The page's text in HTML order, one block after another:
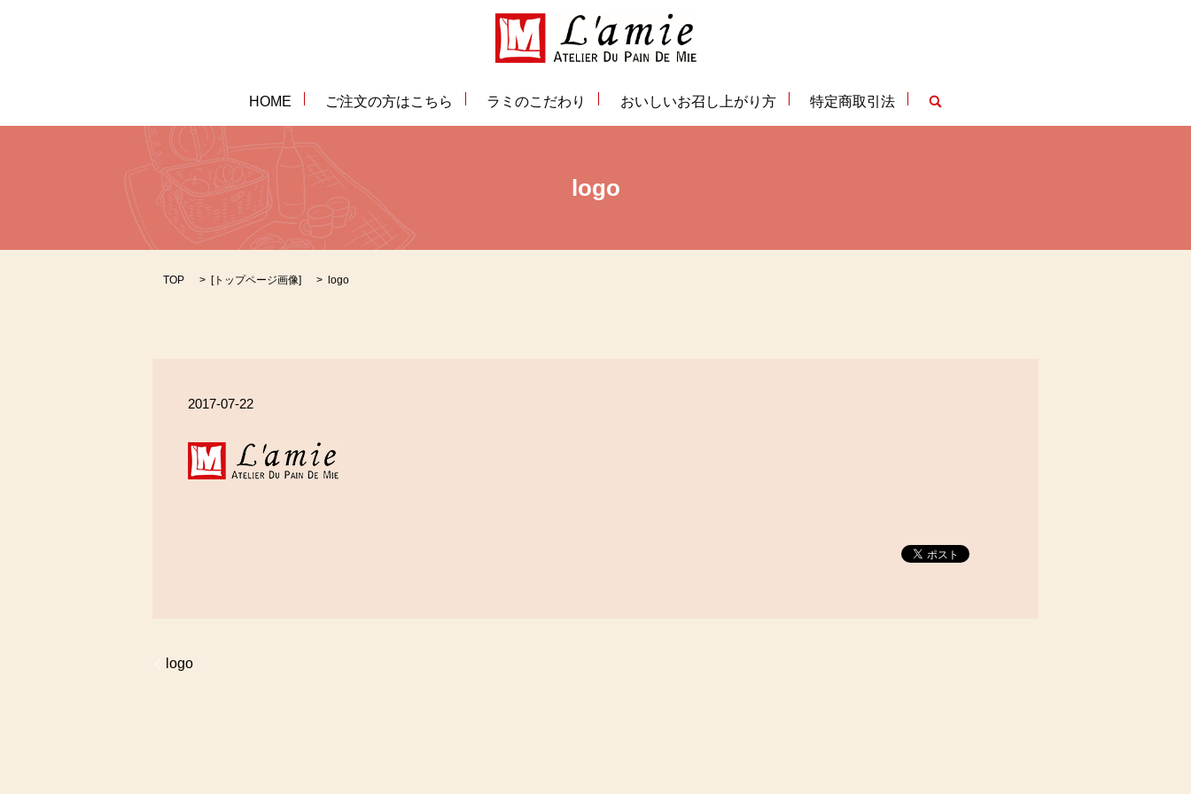
HOME ご注文の方はこちら ラミのこだわり おいしいお召し上がり方 特定商取引法
logo
TOP [トップページ画像] logo
2017-07-22
logo